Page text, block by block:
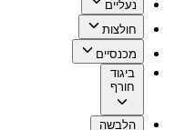
נעליים
חולצות
מכנסיים
ביגוד
חורף
הלבשה